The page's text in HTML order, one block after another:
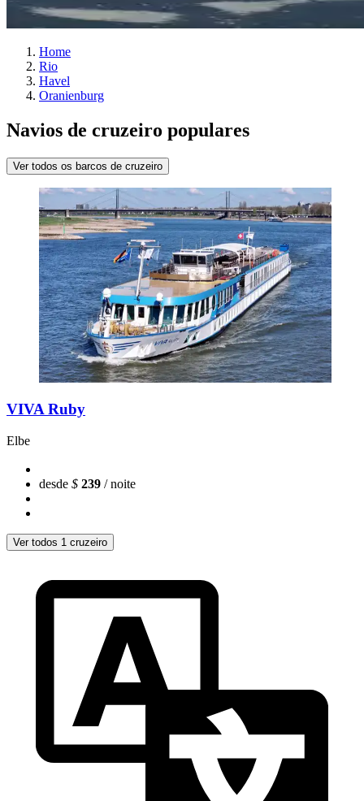
Home
Rio
Havel
Oranienburg
Navios de cruzeiro populares
Ver todos os barcos de cruzeiro
VIVA Ruby
Elbe
desde $ 239 / noite
Ver todos 1 cruzeiro